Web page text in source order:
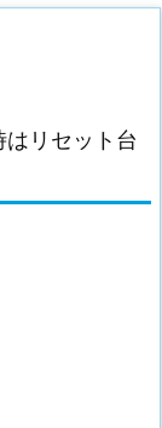
はリセット台